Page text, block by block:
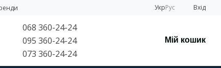
УкрРус Вхід
068 360-24-24
095 360-24-24
073 360-24-24
Мій кошик